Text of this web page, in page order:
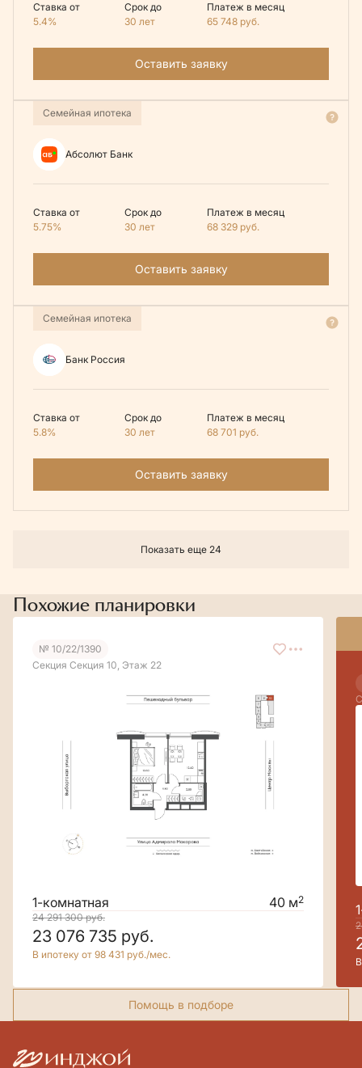
Ставка от
5.4%
Срок до
30 лет
Платеж в месяц
65 748 руб.
Оставить заявку
Семейная ипотека
Абсолют Банк
Ставка от
5.75%
Срок до
30 лет
Платеж в месяц
68 329 руб.
Оставить заявку
Семейная ипотека
Банк Россия
Ставка от
5.8%
Срок до
30 лет
Платеж в месяц
68 701 руб.
Оставить заявку
Показать еще 24
Похожие планировки
№ 10/22/1390
Секция Секция 10, Этаж 22
1-комнатная 40 м2
24 291 300руб.
23 076 735 руб.
В ипотеку от 98 431 руб./мес.
Помощь в подборе